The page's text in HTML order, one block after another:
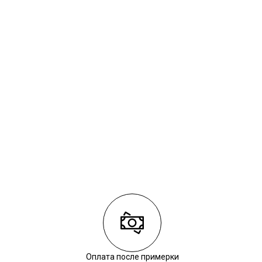
Оплата после примерки